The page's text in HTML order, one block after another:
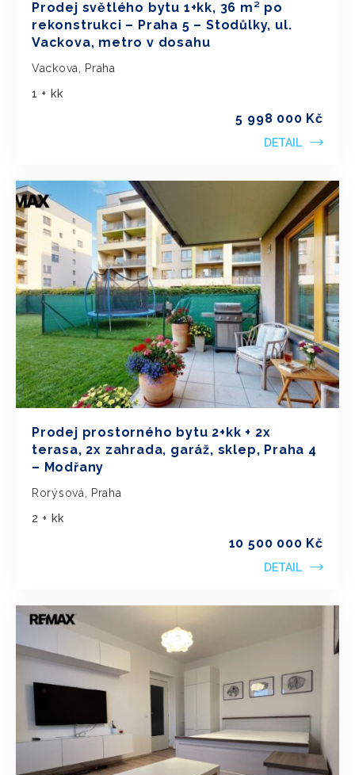
Prodej světlého bytu 1+kk, 36 m² po
rekonstrukci – Praha 5 – Stodůlky, ul.
Vackova, metro v dosahu
Vackova, Praha
1 + kk
5 998 000 Kč
DETAIL
Prodej prostorného bytu 2+kk + 2x
terasa, 2x zahrada, garáž, sklep, Praha 4
– Modřany
Rorýsová, Praha
2 + kk
10 500 000 Kč
DETAIL